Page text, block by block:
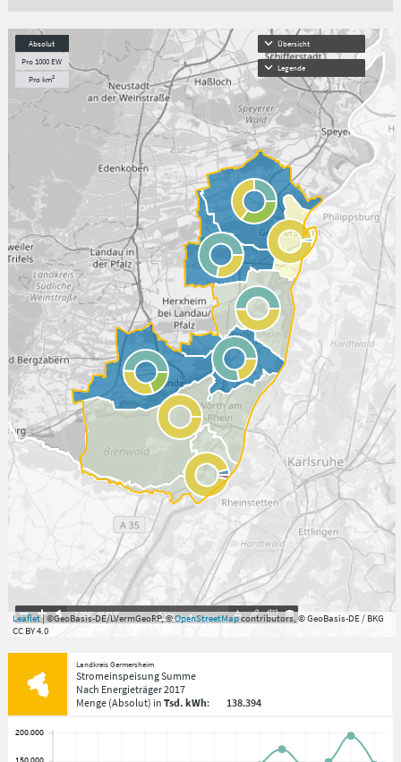
Absolut
Pro 1000 EW
Pro km²
Übersicht
Legende
7.059°,49.813° 5km
Leaflet| ©GeoBasis-DE/LVermGeoRP, ©OpenStreetMapcontributors, © GeoBasis-DE / BKG
CC BY 4.0
Landkreis Germersheim
Stromeinspeisung Summe
Nach Energieträger2017
Menge(Absolut) in Tsd. kWh: 138.394